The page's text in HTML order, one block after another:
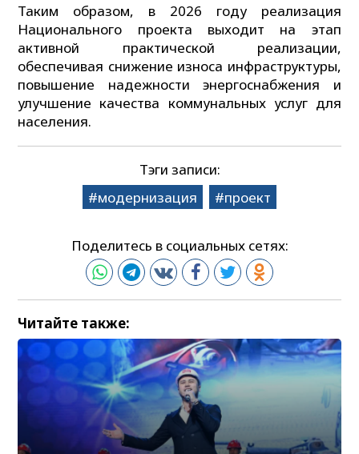
Таким образом, в 2026 году реализация
Национального проекта выходит на этап
активной практической реализации,
обеспечивая снижение износа инфраструктуры,
повышение надежности энергоснабжения и
улучшение качества коммунальных услуг для
населения.
Тэги записи:
модернизация
проект
Поделитесь в социальных сетях:
Читайте также: